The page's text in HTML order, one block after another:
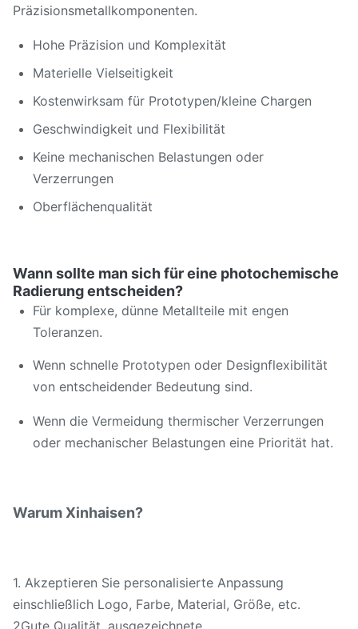
Präzisionsmetallkomponenten.
Hohe Präzision und Komplexität
Materielle Vielseitigkeit
Kostenwirksam für Prototypen/kleine Chargen
Geschwindigkeit und Flexibilität
Keine mechanischen Belastungen oder
Verzerrungen
Oberflächenqualität
Wann sollte man sich für eine photochemische
Radierung entscheiden?
Für komplexe, dünne Metallteile mit engen
Toleranzen.
Wenn schnelle Prototypen oder Designflexibilität
von entscheidender Bedeutung sind.
Wenn die Vermeidung thermischer Verzerrungen
oder mechanischer Belastungen eine Priorität hat.
Warum Xinhaisen?
1. Akzeptieren Sie personalisierte Anpassung
einschließlich Logo, Farbe, Material, Größe, etc.